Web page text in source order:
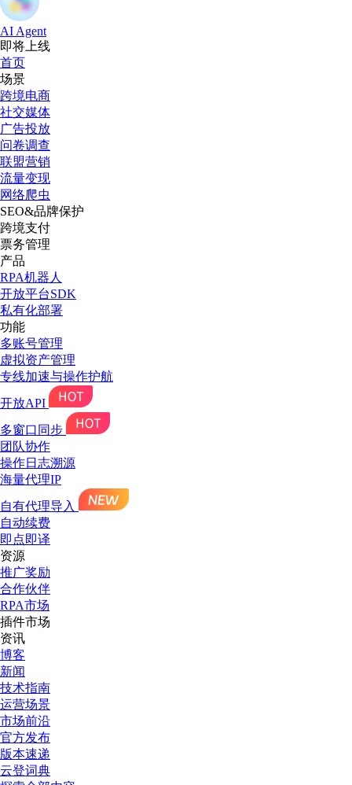
AI Agent
即将上线
首页
场景
跨境电商
社交媒体
广告投放
问卷调查
联盟营销
流量变现
网络爬虫
SEO&品牌保护
跨境支付
票务管理
产品
RPA机器人
开放平台SDK
私有化部署
功能
多账号管理
虚拟资产管理
专线加速与操作护航
开放API
多窗口同步
团队协作
操作日志溯源
海量代理IP
自有代理导入
自动续费
即点即译
资源
推广奖励
合作伙伴
RPA市场
插件市场
资讯
博客
新闻
技术指南
运营场景
市场前沿
官方发布
版本速递
云登词典